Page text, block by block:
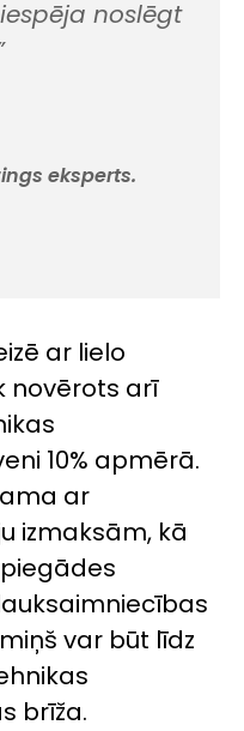
noslēgt
eksperts.
ar lielo
novērots arī
10% apmērā.
ar
izmaksām, kā
var būt līdz
brīža.